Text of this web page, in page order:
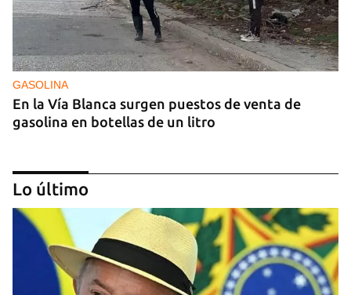
GASOLINA
En la Vía Blanca surgen puestos de venta de
gasolina en botellas de un litro
Lo último